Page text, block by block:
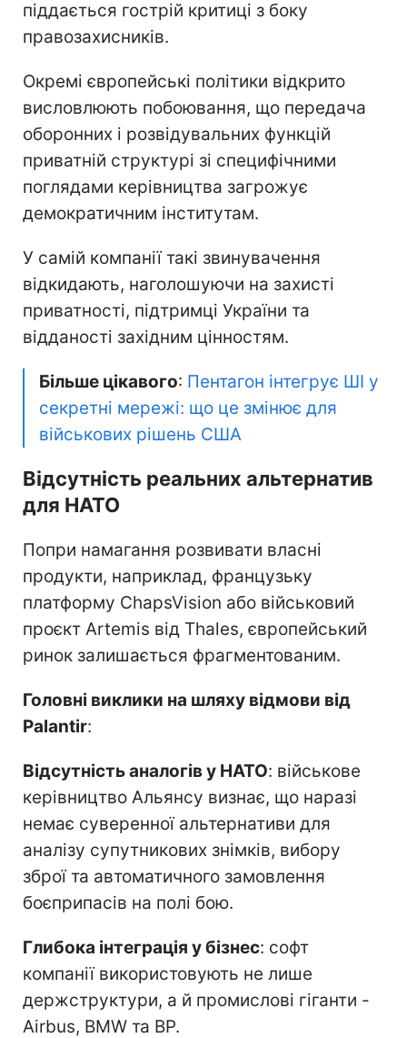
піддається гострій критиці з боку
правозахисників.
Окремі європейські політики відкрито
висловлюють побоювання, що передача
оборонних і розвідувальних функцій
приватній структурі зі специфічними
поглядами керівництва загрожує
демократичним інститутам.
У самій компанії такі звинувачення
відкидають, наголошуючи на захисті
приватності, підтримці України та
відданості західним цінностям.
Більше цікавого: Пентагон інтегрує ШІ у
секретні мережі: що це змінює для
військових рішень США
Відсутність реальних альтернатив
для НАТО
Попри намагання розвивати власні
продукти, наприклад, французьку
платформу ChapsVision або військовий
проєкт Artemis від Thales, європейський
ринок залишається фрагментованим.
Головні виклики на шляху відмови від
Palantir:
Відсутність аналогів у НАТО: військове
керівництво Альянсу визнає, що наразі
немає суверенної альтернативи для
аналізу супутникових знімків, вибору
зброї та автоматичного замовлення
боєприпасів на полі бою.
Глибока інтеграція у бізнес: софт
компанії використовують не лише
держструктури, а й промислові гіганти -
Airbus, BMW та BP.